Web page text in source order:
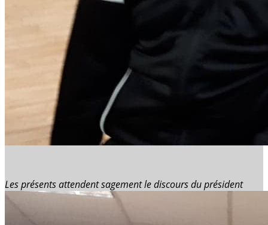
Les présents attendent sagement le discours du président